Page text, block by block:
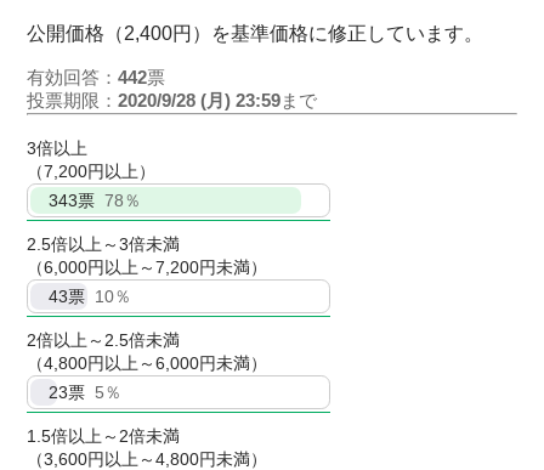
公開価格（2,400円）を基準価格に修正しています。
有効回答： 442票
投票期限： 2020/9/28 (月) 23:59まで
3倍以上
（7,200円以上）
343票 78％
2.5倍以上～3倍未満
（6,000円以上～7,200円未満）
43票 10％
2倍以上～2.5倍未満
（4,800円以上～6,000円未満）
23票 5％
1.5倍以上～2倍未満
（3,600円以上～4,800円未満）